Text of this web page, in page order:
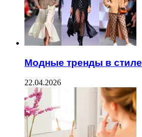
Модные тренды в стиле
22.04.2026